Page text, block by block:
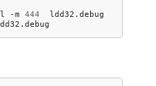
-m 444
ldd32.debug